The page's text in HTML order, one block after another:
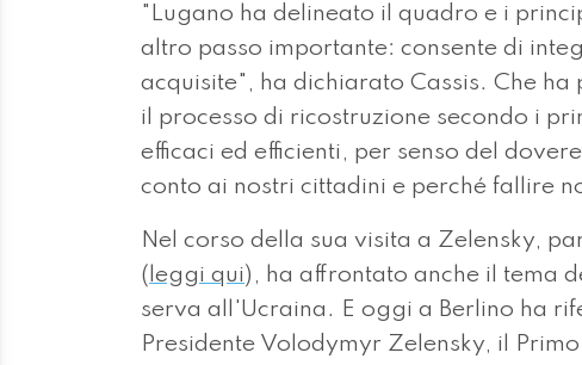
"Lugano ha delineato il quadro e i
altro passo importante: consente di
acquisite", ha dichiarato Cassis. Che
il processo di ricostruzione secondo i
efficaci ed efficienti, per senso del
conto ai nostri cittadini e perché fallire
Nel corso della sua visita a Zelensky,
( leggi qui), ha affrontato anche il tema
serva all'Ucraina. E oggi a Berlino ha
Presidente Volodymyr Zelensky, il